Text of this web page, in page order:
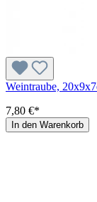
Weintraube,
7,80 €*
In den Warenkorb